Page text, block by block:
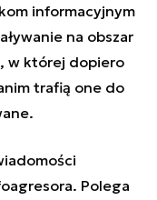
informacyjnym
na obszar
w której dopiero
trafią one do
Polega